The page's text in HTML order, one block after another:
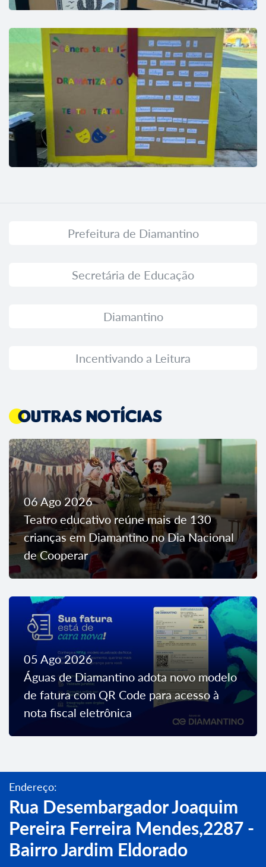
Prefeitura de Diamantino
Secretária de Educação
Diamantino
Incentivando a Leitura
Outras Notícias
06 Ago 2026
Teatro educativo reúne mais de 130
crianças em Diamantino no Dia Nacional
de Cooperar
05 Ago 2026
Águas de Diamantino adota novo modelo
de fatura com QR Code para acesso à
nota fiscal eletrônica
Endereço:
Rua Desembargador Joaquim
Pereira Ferreira Mendes,2287 -
Bairro Jardim Eldorado